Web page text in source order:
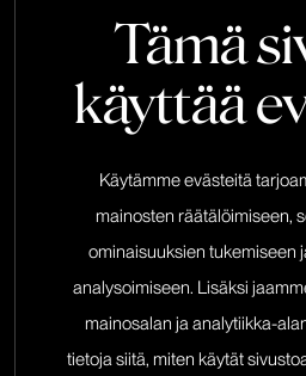
Tämä
käyttää
Käytämme evästeitä
mainosten räätälöimiseen,
ominaisuuksien tukemiseen
analysoimiseen. Lisäksi
mainosalan ja analytiikka-
tietoja siitä, miten käytät
”tekoälysisältöstrategiaa”
soveltamisesta. Riskit eivät
geneerisyyteen, vaan ne
harhaanjohtamiseen:
ilman uutta arvoa,
merkityksellisyyden
sisältösivujen määrän
Google ja muut hakukoneet
vastaan. Ne sotivat tätä